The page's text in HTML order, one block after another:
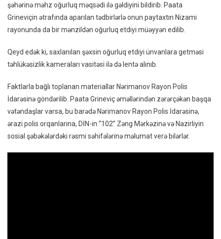
şəhərinə məhz oğurluq məqsədi ilə gəldiyini bildirib. Paata
Grineviçin ətrafında aparılan tədbirlərlə onun paytaxtın Nizami
rayonunda da bir mənzildən oğurluq etdiyi müəyyən edilib.
Qeyd edək ki, saxlanılan şəxsin oğurluq etdiyi ünvanlara getməsi
təhlükəsizlik kameraları vasitəsi ilə də lentə alınıb.
Faktlarla bağlı toplanan materiallar Nərimanov Rayon Polis
İdarəsinə göndərilib. Paata Grineviç əməllərindən zərərçəkən başqa
vətəndaşlar varsa, bu barədə Nərimanov Rayon Polis İdarəsinə,
ərazi polis orqanlarına, DİN-in “102” Zəng Mərkəzinə və Nazirliyin
sosial şəbəkələrdəki rəsmi səhifələrinə məlumat verə bilərlər.